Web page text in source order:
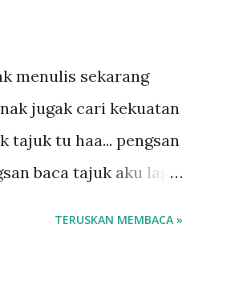
menulis sekarang
jugak cari kekuatan
tajuk tu haa... pengsan
baca tajuk aku lagi
TERUSKAN MEMBACA »